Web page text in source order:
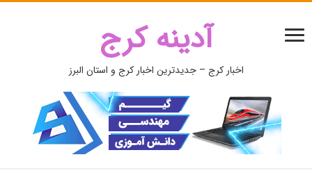
آدینه کرج
اخبار کرج – جدیدترین اخبار کرج و استان البرز